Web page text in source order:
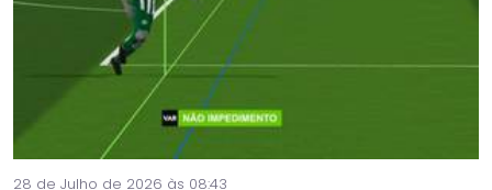
28 de Julho de 2026 às 08:43